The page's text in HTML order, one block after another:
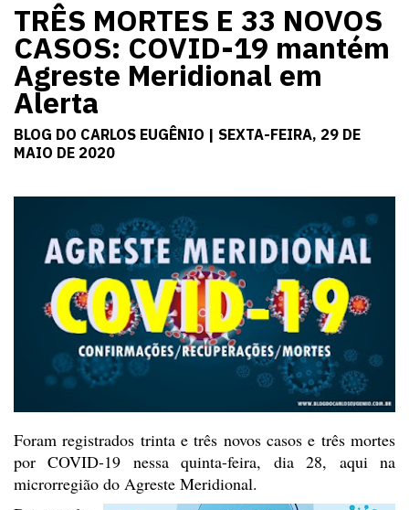
TRÊS MORTES E 33 NOVOS
CASOS: COVID-19 mantém
Agreste Meridional em
Alerta
BLOG DO CARLOS EUGÊNIO | SEXTA-FEIRA, 29 DE
MAIO DE 2020
Foram registrados trinta e três novos casos e três mortes
por COVID-19 nessa quinta-feira, dia 28, aqui na
microrregião do Agreste Meridional.